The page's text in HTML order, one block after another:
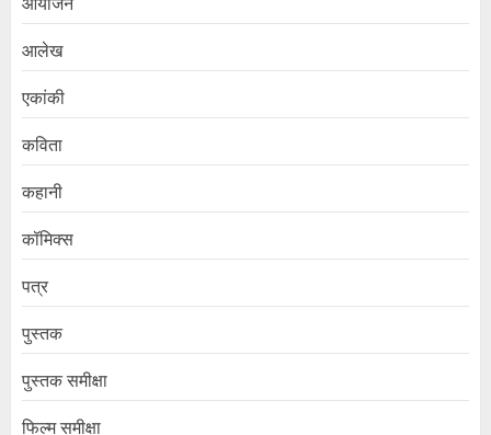
आलेख
एकांकी
कविता
कहानी
कॉमिक्स
पत्र
पुस्तक
पुस्तक समीक्षा
फिल्म समीक्षा